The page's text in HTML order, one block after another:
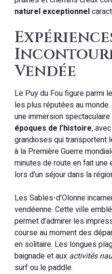
naturel exceptionnel
Vendée
Le Puy du Fou figure parmi
les plus réputées au
une immersion spectaculaire
époques de l’histoire,
grandioses qui transportent
à la Première Guerre
minutes de route en fait une
lors d’un séjour dans la
Les Sables-d’Olonne
vendéenne. Cette ville
permet d’admirer les
course au moment des
en solitaire. Les longues
baignade et aux activités
surf ou le paddle.